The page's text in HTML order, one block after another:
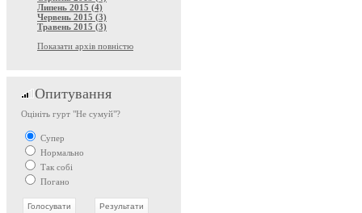
Липень 2015 (4)
Червень 2015 (3)
Травень 2015 (3)
Показати архів повністю
Опитування
Оцініть гурт "Не сумуй"?
Супер
Нормально
Так собі
Погано